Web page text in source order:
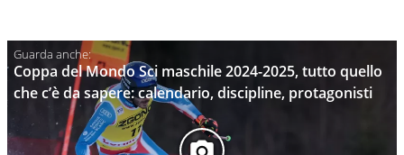
Coppa del Mondo Sci maschile 2024-2025, tutto quello
che c’è da sapere: calendario, discipline, protagonisti